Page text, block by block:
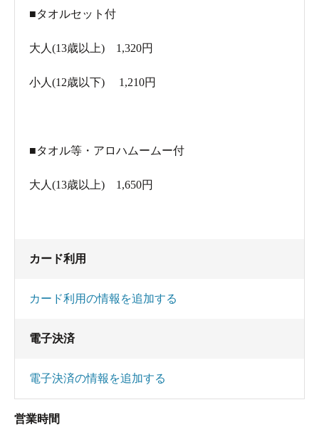
昭和レトロな館内
そちらも昭和で時が止まっているかのようなエモい雰囲
かわいい猫ちゃんもいます。
■タオルセット付
大人(13歳以上) 1,320円
小人(12歳以下) 1,210円
■タオル等・アロハムームー付
大人(13歳以上) 1,650円
カード利用
カード利用の情報を追加する
電子決済
電子決済の情報を追加する
営業時間